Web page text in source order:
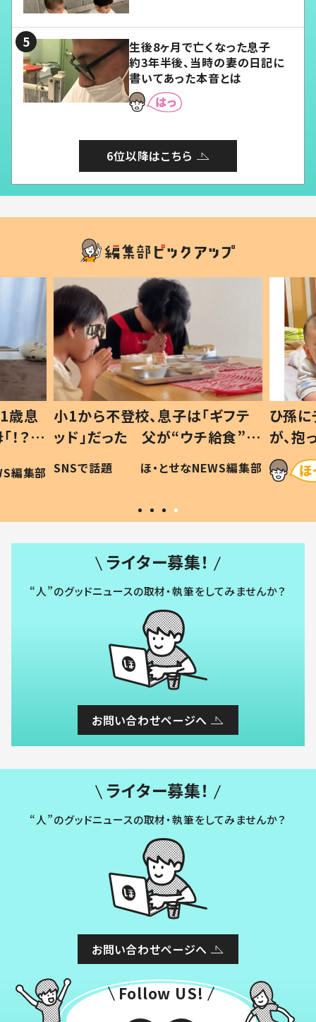
生後8ヶ月で亡くなった息子
約3年半後、当時の妻の日記に
書いてあった本音とは
6位以降はこちら
歳息
？」
編集部
小1から不登校、息子は「ギフテ
ッド」だった 父が“ウチ給食”を
作り続ける理由とは #令和の親
#令和の子
SNSで話題 ほ・とせなNEWS編集部
ひ孫
が、
「涙が
い」
ライター募集！
“人”のグッドニュースの取材・執筆をしてみませんか？
お問い合わせページへ
ライター募集！
“人”のグッドニュースの取材・執筆をしてみませんか？
お問い合わせページへ
Follow US!